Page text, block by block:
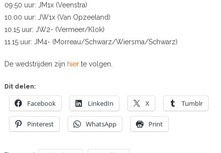
09.50 uur: JM1x (Veenstra)
10.00 uur: JW1x (Van Opzeeland)
10.15 uur: JW2- (Vermeer/Klok)
11.15 uur: JM4- (Morreau/Schwarz/Wiersma/Schwarz)
De wedstrijden zijn hierte volgen.
Dit delen:
Facebook LinkedIn X Tumblr
Pinterest WhatsApp Print